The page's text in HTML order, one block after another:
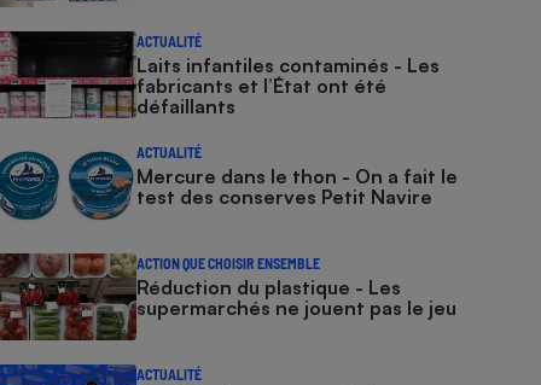
ACTUALITÉ
Laits infantiles contaminés - Les
fabricants et l’État ont été
défaillants
ACTUALITÉ
Mercure dans le thon - On a fait le
test des conserves Petit Navire
ACTION QUE CHOISIR ENSEMBLE
Réduction du plastique - Les
supermarchés ne jouent pas le jeu
ACTUALITÉ